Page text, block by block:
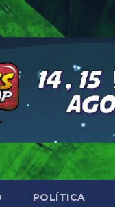
POLÍTICA